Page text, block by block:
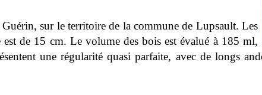
sur le territoire de la commune de Lupsault. Les
de 15 cm. Le volume des bois est évalué à 185 ml,
une régularité quasi parfaite, avec de longs